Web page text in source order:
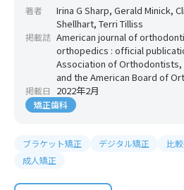
著者
Irina G Sharp, Gerald Minick,
Shellhart, Terri Tilliss
掲載誌 American journal of
orthopedics : official
Association of
and the American Board of
掲載日 2022年2月
矯正歯科
ブラケット矯正 デジタル矯正 比
成人矯正